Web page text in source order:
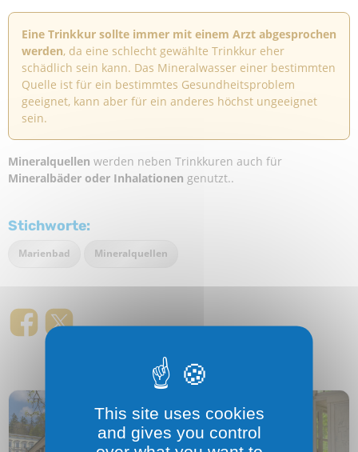
Eine Trinkkur sollte immer mit einem Arzt abgesprochen
werden, da eine schlecht gewählte Trinkkur eher
schädlich sein kann. Das Mineralwasser einer bestimmten
Quelle ist für ein bestimmtes Gesundheitsproblem
geeignet, kann aber für ein anderes höchst ungeeignet
sein.
Mineralquellen werden neben Trinkkuren auch für
Mineralbäder oder Inhalationen genutzt..
Stichworte:
Marienbad Mineralquellen
This site uses cookies
and gives you control